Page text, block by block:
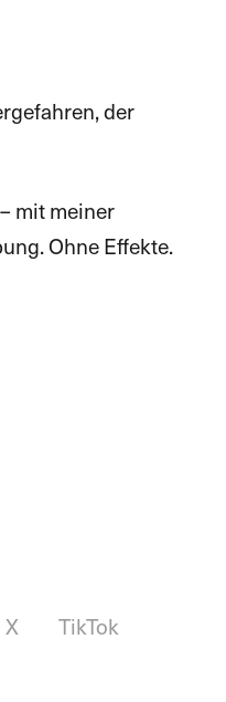
der
mit meiner
Ohne Effekte.
X TikTok